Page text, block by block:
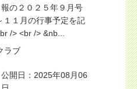
報の２０２５年９月号
１１月の行事予定を記
/> <br /> &nb...
ラブ
公開日：2025年08月06